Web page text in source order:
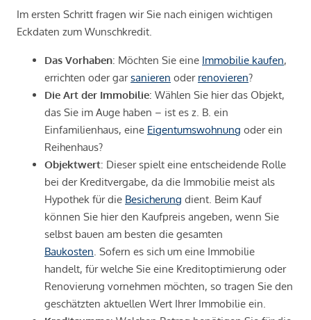
Im ersten Schritt fragen wir Sie nach einigen wichtigen
Eckdaten zum Wunschkredit.
Das Vorhaben: Möchten Sie eine Immobilie kaufen,
errichten oder garsanieren oder renovieren?
Die Art der Immobilie: Wählen Sie hier das Objekt,
das Sie im Auge haben – ist es z. B. ein
Einfamilienhaus, eine Eigentumswohnung oder ein
Reihenhaus?
Objektwert: Dieser spielt eine entscheidende Rolle
bei der Kreditvergabe, da die Immobilie meist als
Hypothek für die Besicherung dient. Beim Kauf
können Sie hier den Kaufpreis angeben, wenn Sie
selbst bauen am besten die gesamten
Baukosten . Sofern es sich um eine Immobilie
handelt, für welche Sie eine Kreditoptimierung oder
Renovierung vornehmen möchten, so tragen Sie den
geschätzten aktuellen Wert Ihrer Immobilie ein.